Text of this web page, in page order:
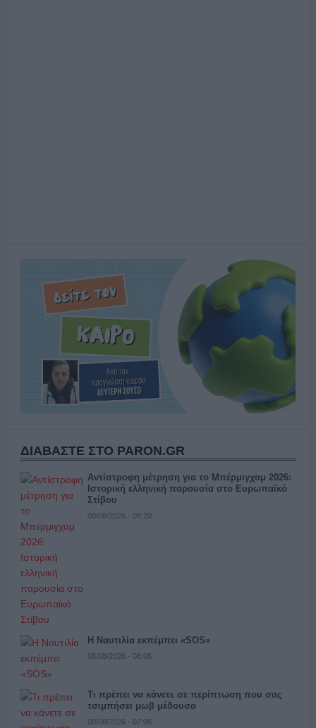
ΔΙΑΒΑΣΤΕ ΣΤΟ PARON.GR
Αντίστροφη μέτρηση για το Μπέρμιγχαμ 2026:
Ιστορική ελληνική παρουσία στο Ευρωπαϊκό
Στίβου
08/08/2026 - 08:20
Η Ναυτιλία εκπέμπει «SOS»
08/08/2026 - 08:06
Τι πρέπει να κάνετε σε περίπτωση που σας
τσιμπήσει μωβ μέδουσα
08/08/2026 - 07:06